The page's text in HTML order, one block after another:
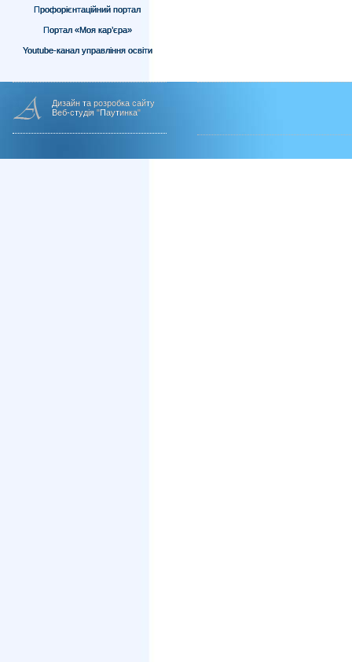
Профорієнтаційний портал
Портал «Моя кар’єра»
Youtube-канал управління освіти
Дизайн та розробка сайту
Веб-студія "Паутинка"